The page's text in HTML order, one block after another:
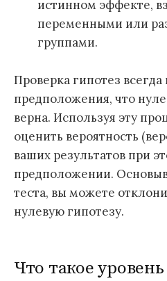
истинном эффекте,
переменными или
группами.
Проверка гипотез всегда
предположения, что
верна. Используя эту
оценить вероятность
ваших результатов при
предположении.
теста, вы можете
нулевую гипотезу.
Что такое